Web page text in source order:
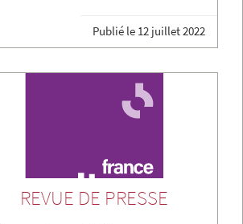
Publié le 12 juillet 2022
REVUE DE PRESSE